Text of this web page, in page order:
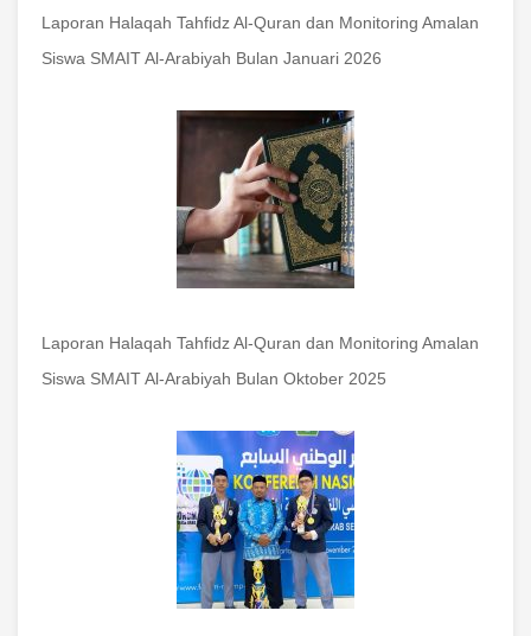
Laporan Halaqah Tahfidz Al-Quran dan Monitoring Amalan
Siswa SMAIT Al-Arabiyah Bulan Januari 2026
Laporan Halaqah Tahfidz Al-Quran dan Monitoring Amalan
Siswa SMAIT Al-Arabiyah Bulan Oktober 2025